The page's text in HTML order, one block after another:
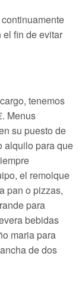
el fin de evitar
tenemos
Menus
su puesto de
alquilo para que
el remolque
pan o pizzas,
para
bebidas
maria para
de dos